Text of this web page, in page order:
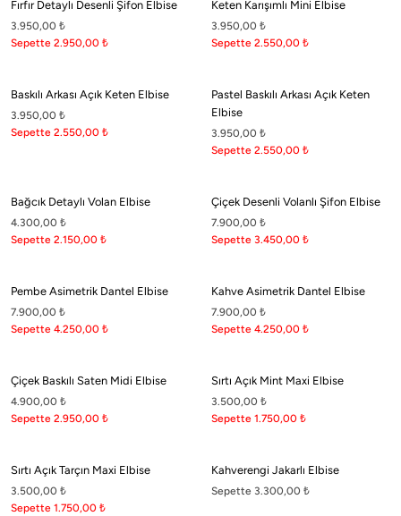
Fırfır Detaylı Desenli Şifon Elbise
3.950,00 ₺
Sepette 2.950,00 ₺
Keten Karışımlı Mini Elbise
3.950,00 ₺
Sepette 2.550,00 ₺
Baskılı Arkası Açık Keten Elbise
3.950,00 ₺
Sepette 2.550,00 ₺
Pastel Baskılı Arkası Açık Keten
Elbise
3.950,00 ₺
Sepette 2.550,00 ₺
Bağcık Detaylı Volan Elbise
4.300,00 ₺
Sepette 2.150,00 ₺
Çiçek Desenli Volanlı Şifon Elbise
7.900,00 ₺
Sepette 3.450,00 ₺
Pembe Asimetrik Dantel Elbise
7.900,00 ₺
Sepette 4.250,00 ₺
Kahve Asimetrik Dantel Elbise
7.900,00 ₺
Sepette 4.250,00 ₺
Çiçek Baskılı Saten Midi Elbise
4.900,00 ₺
Sepette 2.950,00 ₺
Sırtı Açık Mint Maxi Elbise
3.500,00 ₺
Sepette 1.750,00 ₺
Sırtı Açık Tarçın Maxi Elbise
3.500,00 ₺
Sepette 1.750,00 ₺
Kahverengi Jakarlı Elbise
Sepette 3.300,00 ₺